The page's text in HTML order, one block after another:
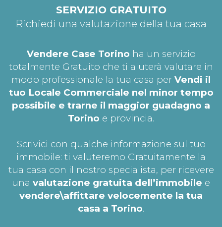
SERVIZIO GRATUITO
Richiedi una valutazione della tua casa
Vendere Case Torino ha un servizio
totalmente Gratuito che ti aiuterà valutare in
modo professionale la tua casa per Vendi il
tuo Locale Commerciale nel minor tempo
possibile e trarne il maggior guadagno a
Torino e provincia.
Scrivici con qualche informazione sul tuo
immobile: ti valuteremo Gratuitamente la
tua casa con il nostro specialista, per ricevere
una valutazione gratuita dell’immobile e
vendere\affittare velocemente la tua
casa a Torino.